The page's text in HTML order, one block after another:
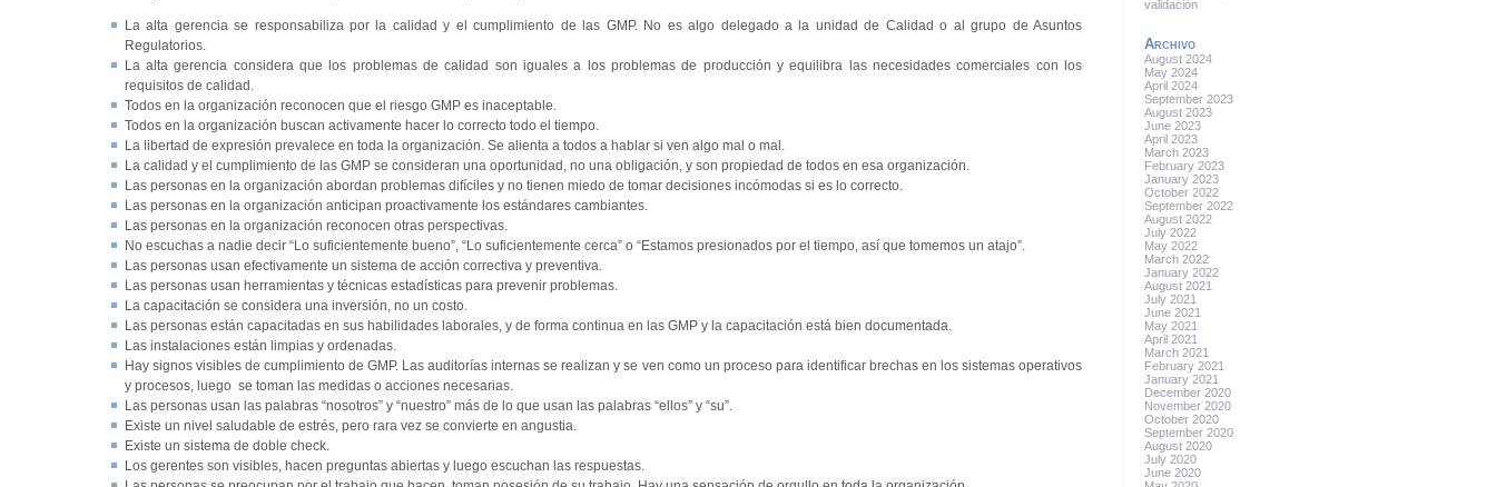
La alta gerencia se responsabiliza por la calidad y el cumplimiento de las GMP. No es algo delegado a la unidad de Calidad o al grupo de Asuntos
Regulatorios.
La alta gerencia considera que los problemas de calidad son iguales a los problemas de producción y equilibra las necesidades comerciales con los
requisitos de calidad.
Todos en la organización reconocen que el riesgo GMP es inaceptable.
Todos en la organización buscan activamente hacer lo correcto todo el tiempo.
La libertad de expresión prevalece en toda la organización. Se alienta a todos a hablar si ven algo mal o mal.
La calidad y el cumplimiento de las GMP se consideran una oportunidad, no una obligación, y son propiedad de todos en esa organización.
Las personas en la organización abordan problemas difíciles y no tienen miedo de tomar decisiones incómodas si es lo correcto.
Las personas en la organización anticipan proactivamente los estándares cambiantes.
Las personas en la organización reconocen otras perspectivas.
No escuchas a nadie decir “Lo suficientemente bueno”, “Lo suficientemente cerca” o “Estamos presionados por el tiempo, así que tomemos un atajo”.
Las personas usan efectivamente un sistema de acción correctiva y preventiva.
Las personas usan herramientas y técnicas estadísticas para prevenir problemas.
La capacitación se considera una inversión, no un costo.
Las personas están capacitadas en sus habilidades laborales, y de forma continua en las GMP y la capacitación está bien documentada.
Las instalaciones están limpias y ordenadas.
Hay signos visibles de cumplimiento de GMP. Las auditorías internas se realizan y se ven como un proceso para identificar brechas en los sistemas operativos
y procesos, luego se toman las medidas o acciones necesarias.
Las personas usan las palabras “nosotros” y “nuestro” más de lo que usan las palabras “ellos” y “su”.
Existe un nivel saludable de estrés, pero rara vez se convierte en angustia.
Existe un sistema de doble check.
Los gerentes son visibles, hacen preguntas abiertas y luego escuchan las respuestas.
validación
Archivo
August 2024
May 2024
April 2024
September 2023
August 2023
June 2023
April 2023
March 2023
February 2023
January 2023
October 2022
September 2022
August 2022
July 2022
May 2022
March 2022
January 2022
August 2021
July 2021
June 2021
May 2021
April 2021
March 2021
February 2021
January 2021
December 2020
November 2020
October 2020
September 2020
August 2020
July 2020
June 2020